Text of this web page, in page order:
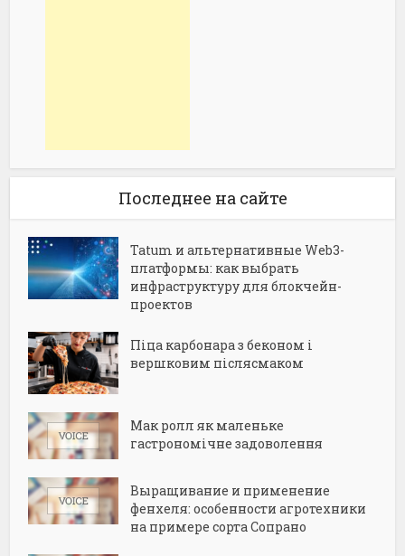
Последнее на сайте
Tatum и альтернативные Web3-
платформы: как выбрать
инфраструктуру для блокчейн-
проектов
Піца карбонара з беконом і
вершковим післясмаком
Мак ролл як маленьке
гастрономічне задоволення
Выращивание и применение
фенхеля: особенности агротехники
на примере сорта Сопрано